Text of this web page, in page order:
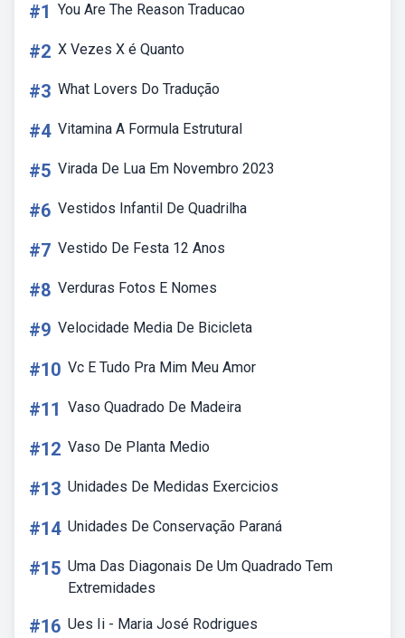
#1 You Are The Reason Traducao
#2 X Vezes X é Quanto
#3 What Lovers Do Tradução
#4 Vitamina A Formula Estrutural
#5 Virada De Lua Em Novembro 2023
#6 Vestidos Infantil De Quadrilha
#7 Vestido De Festa 12 Anos
#8 Verduras Fotos E Nomes
#9 Velocidade Media De Bicicleta
#10 Vc E Tudo Pra Mim Meu Amor
#11 Vaso Quadrado De Madeira
#12 Vaso De Planta Medio
#13 Unidades De Medidas Exercicios
#14 Unidades De Conservação Paraná
#15 Uma Das Diagonais De Um Quadrado Tem
Extremidades
#16 Ues Ii - Maria José Rodrigues